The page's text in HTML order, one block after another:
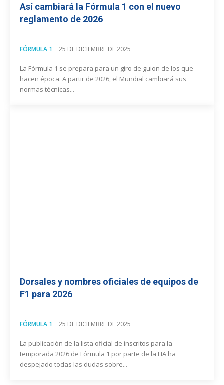
Así cambiará la Fórmula 1 con el nuevo
reglamento de 2026
FÓRMULA 1 25 DE DICIEMBRE DE 2025
La Fórmula 1 se prepara para un giro de guion de los que
hacen época. A partir de 2026, el Mundial cambiará sus
normas técnicas...
Dorsales y nombres oficiales de equipos de
F1 para 2026
FÓRMULA 1 25 DE DICIEMBRE DE 2025
La publicación de la lista oficial de inscritos para la
temporada 2026 de Fórmula 1 por parte de la FIA ha
despejado todas las dudas sobre...